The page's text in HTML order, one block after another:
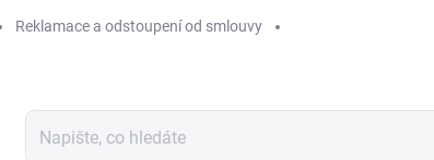
Reklamace a odstoupení od smlouvy